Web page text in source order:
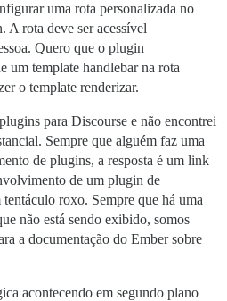
uma rota personalizada no
A rota deve ser acessível
Quero que o plugin
um template handlebar na rota
o template renderizar.
para Discourse e não encontrei
Sempre que alguém faz uma
de plugins, a resposta é um link
de um plugin de
roxo. Sempre que há uma
não está sendo exibido, somos
a documentação do Ember sobre
acontecendo em segundo plano